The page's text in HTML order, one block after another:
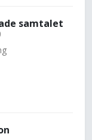
samtalet